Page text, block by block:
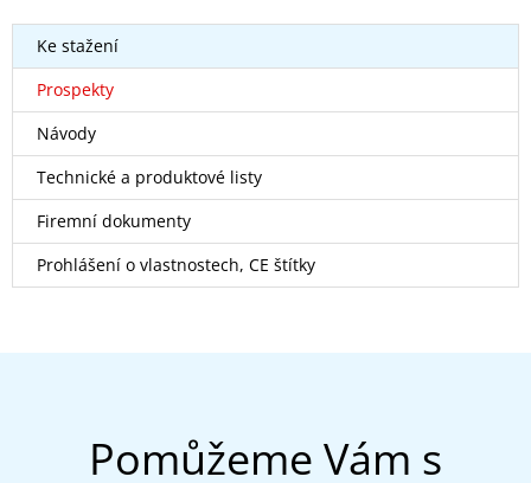
Ke stažení
Prospekty
Návody
Technické a produktové listy
Firemní dokumenty
Prohlášení o vlastnostech, CE štítky
Pomůžeme Vám s